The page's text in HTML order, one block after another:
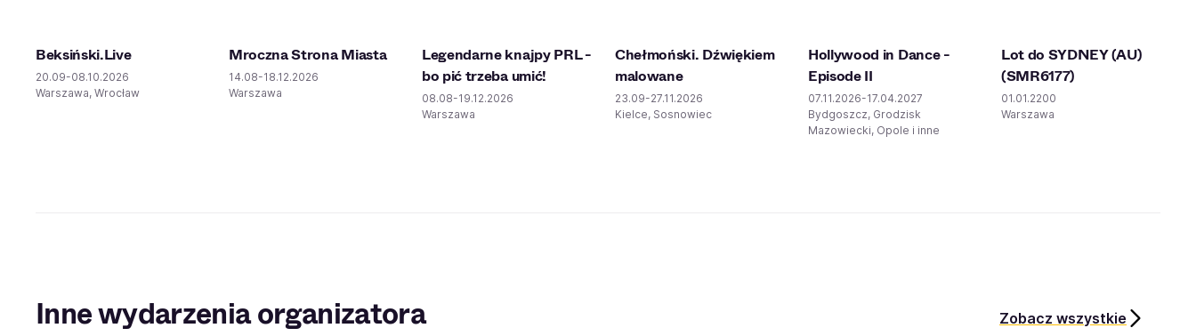
Beksiński.Live
20.09-08.10.2026
Warszawa, Wrocław
Mroczna Strona Miasta
14.08-18.12.2026
Warszawa
Legendarne knajpy PRL -
bo pić trzeba umić!
08.08-19.12.2026
Warszawa
Chełmoński. Dźwiękiem
malowane
23.09-27.11.2026
Kielce, Sosnowiec
Hollywood in Dance -
Episode II
07.11.2026-17.04.2027
Bydgoszcz, Grodzisk
Mazowiecki, Opole i inne
Lot do SYDNEY (AU)
(SMR6177)
01.01.2200
Warszawa
Inne wydarzenia organizatora Zobacz wszystkie